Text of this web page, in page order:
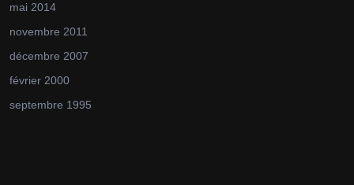
mai 2014
novembre 2011
décembre 2007
février 2000
septembre 1995